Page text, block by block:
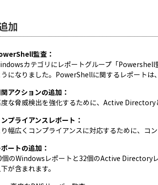
加
監査：
カテゴリにレポートグループ「
になりました。PowerShellに関するレポートは
アクションの追加：
な脅威検出を強化するために、Active Directory
プライアンスレポート：
幅広くコンプライアンスに対応するために、コ
ートの追加：
個のWindowsレポートと32個のActive Directory
が含まれます。